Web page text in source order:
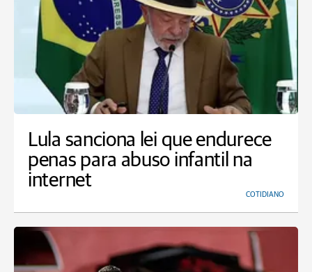
Lula sanciona lei que endurece
penas para abuso infantil na
internet
COTIDIANO